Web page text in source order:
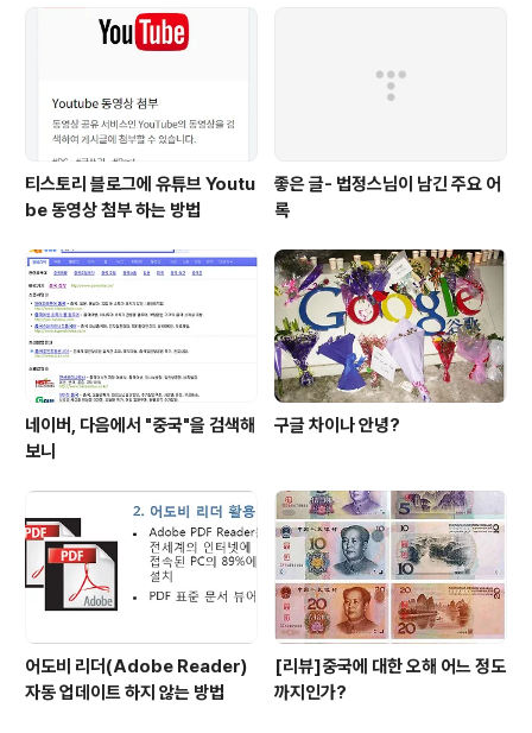
티스토리 블로그에 유튜브 Youtu
be 동영상 첨부 하는 방법
좋은 글- 법정스님이 남긴 주요 어
록
네이버, 다음에서 "중국"을 검색해
보니
구글 차이나 안녕?
어도비 리더(Adobe Reader)
자동 업데이트 하지 않는 방법
[리뷰]중국에 대한 오해 어느 정도
까지인가?